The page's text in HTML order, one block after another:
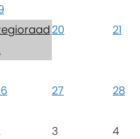
20 21
27 28
3
4